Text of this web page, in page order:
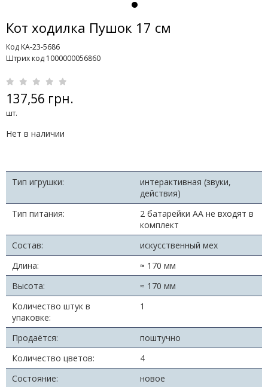
Кот ходилка Пушок 17 см
Код KA-23-5686
Штрих код 1000000056860
137,56 грн.
шт.
Нет в наличии
Тип игрушки:
интерактивная (звуки,
действия)
Тип питания:
2 батарейки АА не входят в
комплект
Состав:
искусственный мех
Длина:
≈ 170 мм
Высота:
≈ 170 мм
Количество штук в
упаковке:
1
Продаётся:
поштучно
Количество цветов:
4
Состояние:
новое